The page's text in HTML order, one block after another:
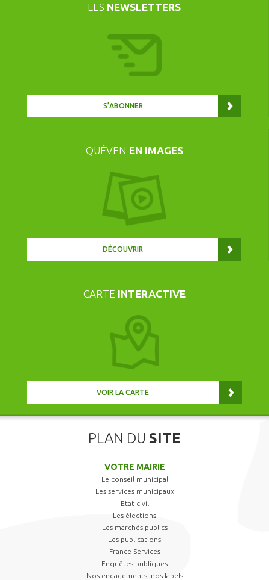
LES NEWSLETTERS
S’ABONNER
QUÉVEN EN IMAGES
DÉCOUVRIR
CARTE INTERACTIVE
VOIR LA CARTE
PLAN DU SITE
VOTRE MAIRIE
Le conseil municipal
Les services municipaux
Etat civil
Les élections
Les marchés publics
Les publications
France Services
Enquêtes publiques
Nos engagements, nos labels